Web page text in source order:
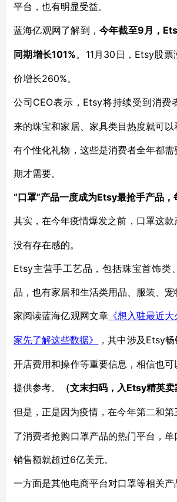
平台，也有明显受益。
蓝海亿观网了解到， 今年截至9月，
同期增长101%。 11月30日，Etsy股
价增长260%。
公司 CEO表示，Etsy将持续受到消费
来的珠宝和家居、家具类目热度就可
有个性化礼物，这些是消费者全年都
期才需要。
“口罩”产品一度成为Etsy最抢手产品
其实，在今年疫情爆发之前，口罩这款
没有存在感的。
Etsy主营手工艺品，包括珠宝首饰类
品，也有家居和生活类用品、服装、
家阅读蓝海亿观网文章《想入驻最近
家先了解这些数据》 ，其中涉及 Etsy畅
开店费用和操作等重要信息，相信也
提供参考。
（文末扫码，入Etsy精英卖
但是，正是因为疫情，在今年第二和第
了消费者抢购口罩产品的热门平台，单
销售额就超过6亿美元。
一方面是其他电商平台对口罩等相关产